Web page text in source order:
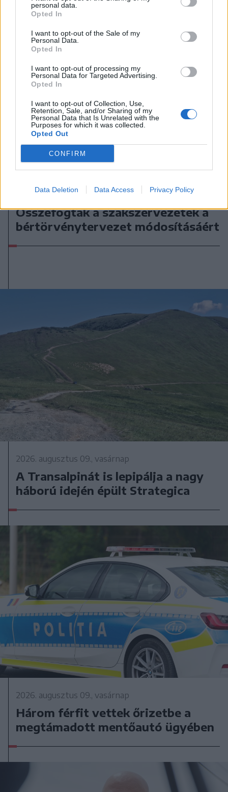
personal data.
Opted In
I want to opt-out of the Sale of my
Personal Data.
Opted In
I want to opt-out of processing my
Personal Data for Targeted Advertising.
Opted In
I want to opt-out of Collection, Use,
Retention, Sale, and/or Sharing of my
Personal Data that Is Unrelated with the
Purposes for which it was collected.
Opted Out
CONFIRM
Data Deletion Data Access Privacy Policy
A rovat további cikkei
2026. augusztus 10., hétfő
Összefogtak a szakszervezetek a
bértörvénytervezet módosításáért
2026. augusztus 09., vasárnap
A Transalpinát is lepipálja a nagy
háború idején épült Strategica
2026. augusztus 09., vasárnap
Három férfit vettek őrizetbe a
megtámadott mentőautó ügyében